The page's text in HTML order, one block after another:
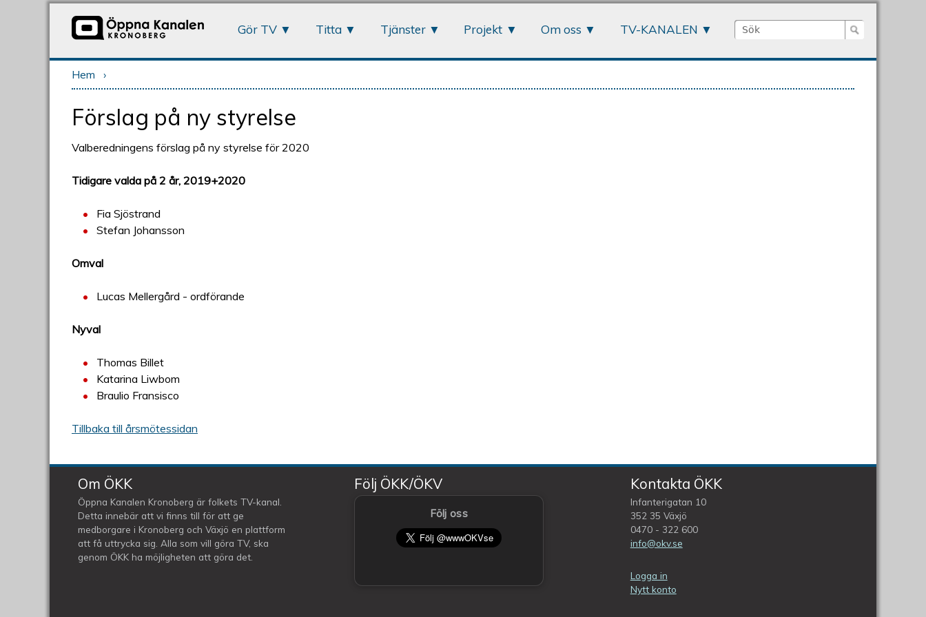
Sökformulär
Sök
Gör TV Titta Tjänster Projekt Om oss TV-KANALEN
Du är här
Hem ›
Förslag på ny styrelse
Valberedningens förslag på ny styrelse för 2020
Tidigare valda på 2 år, 2019+2020
Fia Sjöstrand
Stefan Johansson
Omval
Lucas Mellergård - ordförande
Nyval
Thomas Billet
Katarina Liwbom
Braulio Fransisco
Tillbaka till årsmötessidan
Om ÖKK
Öppna Kanalen Kronoberg är folkets TV-kanal.
Detta innebär att vi finns till för att ge
medborgare i Kronoberg och Växjö en plattform
att få uttrycka sig. Alla som vill göra TV, ska
genom ÖKK ha möjligheten att göra det.
Följ ÖKK/ÖKV
Följ oss
Kontakta ÖKK
Infanterigatan 10
352 35 Växjö
0470 - 322 600
info@okv.se
Logga in
Nytt konto